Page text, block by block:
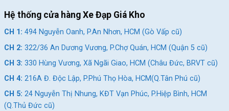
Hệ thống cửa hàng Xe Đạp Giá Kho
CH 1: 494 Nguyễn Oanh, P.An Nhơn, HCM (Gò Vấp cũ)
CH 2: 322/36 An Dương Vương, P.Chợ Quán, HCM (Quận 5 cũ)
CH 3: 330 Hùng Vương, Xã Ngãi Giao, HCM (Châu Đức, BRVT cũ)
CH 4: 216A Đ. Độc Lập, P.Phú Thọ Hòa, HCM(Q.Tân Phú cũ)
CH 5: 24 Nguyễn Thị Nhung, KĐT Vạn Phúc, P.Hiệp Bình, HCM
(Q.Thủ Đức cũ)